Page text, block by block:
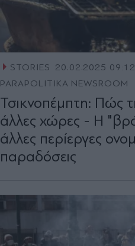
STORIES
20.02.2025 09:12
PARAPOLITIKA NEWSROOM
Τσικνοπέμπτη: Πώς
άλλες χώρες - Η
άλλες περίεργες
παραδόσεις